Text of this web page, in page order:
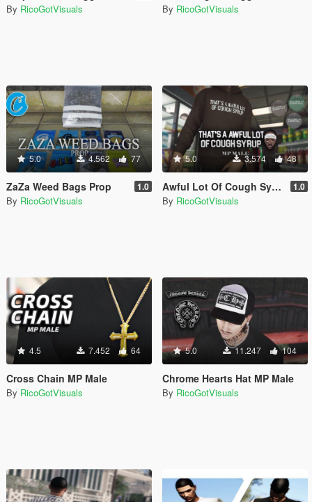
By RicoGotVisuals By RicoGotVisuals
5.0 4.562 77
ZaZa Weed Bags Prop 1.0
By RicoGotVisuals
5.0 3.574 48
Awful Lot Of Cough Syrup Hoodie | MP Male 1.0
By RicoGotVisuals
4.5 7.452 64
Cross Chain MP Male
By RicoGotVisuals
5.0 11.247 104
Chrome Hearts Hat MP Male
By RicoGotVisuals